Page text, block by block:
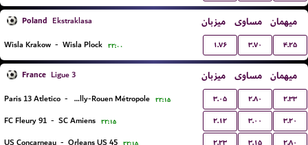
Poland Ekstraklasa میزبان مساوی میهمان
Wisla Krakow - Wisla Plock ۲۲:۰۰ ۱.۷۶ ۳.۷۰ ۴.۲۵
France Ligue 3 میزبان مساوی میهمان
Paris 13 Atletico - US Quevilly-Rouen Métropole ۲۲:۱۵ ۳.۰۵ ۲.۸۰ ۲.۳۳
FC Fleury 91 - SC Amiens ۲۲:۱۵ ۲.۱۲ ۳.۰۰ ۳.۲۰